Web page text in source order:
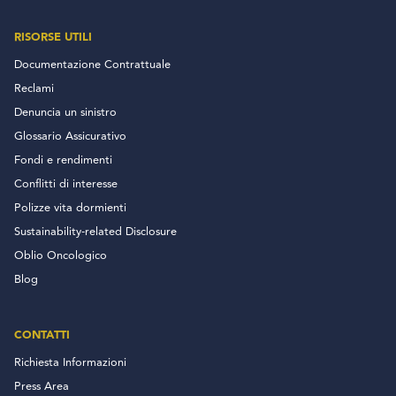
RISORSE UTILI
Documentazione Contrattuale
Reclami
Denuncia un sinistro
Glossario Assicurativo
Fondi e rendimenti
Conflitti di interesse
Polizze vita dormienti
Sustainability-related Disclosure
Oblio Oncologico
Blog
CONTATTI
Richiesta Informazioni
Press Area